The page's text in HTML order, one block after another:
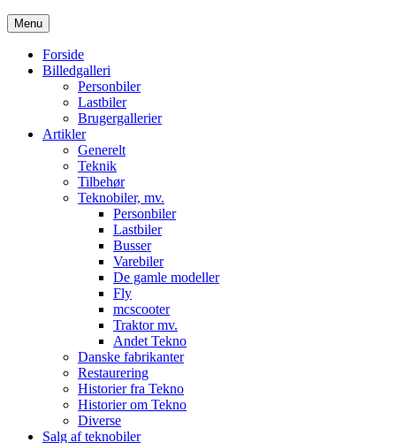
Menu
Forside
Billedgalleri
Personbiler
Lastbiler
Brugergallerier
Artikler
Generelt
Teknik
Tilbehør
Teknobiler, mv.
Personbiler
Lastbiler
Busser
Varebiler
De gamle modeller
Fly
mcscooter
Traktor mv.
Andet Tekno
Danske fabrikanter
Restaurering
Historier fra Tekno
Historier om Tekno
Diverse
Salg af teknobiler